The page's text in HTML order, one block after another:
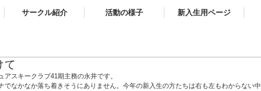
サークル紹介 活動の様子 新入生用ページ
て
アスキークラブ41期主務の永井です。
でなかなか落ち着きそうにありません。今年の新入生の方たちは右も左もわからない中